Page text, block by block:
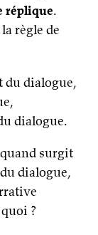
réplique.
règle de
du dialogue,
dialogue.
surgit
dialogue,
?